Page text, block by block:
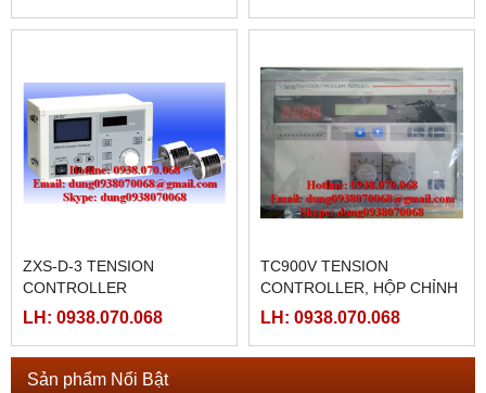
ZXS-D-3 TENSION
CONTROLLER
LH: 0938.070.068
TC900V TENSION
CONTROLLER, HỘP CHỈNH
LỰC CĂNG TC900V
LH: 0938.070.068
Sản phẩm Nổi Bật